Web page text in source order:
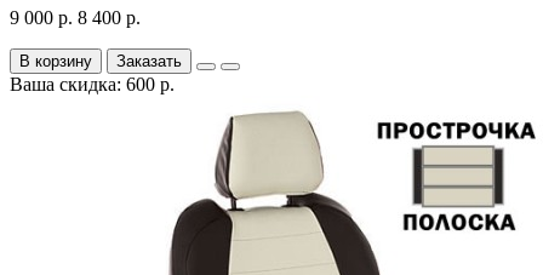
9 000 р. 8 400 р.
В корзину Заказать
Ваша скидка: 600 р.